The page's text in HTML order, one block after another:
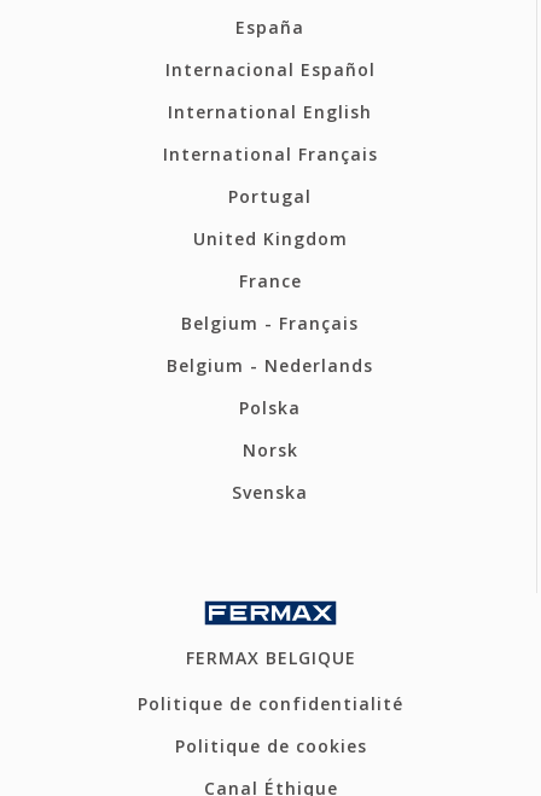
España
Internacional Español
International English
International Français
Portugal
United Kingdom
France
Belgium - Français
Belgium - Nederlands
Polska
Norsk
Svenska
FERMAX BELGIQUE
Politique de confidentialité
Politique de cookies
Canal Éthique